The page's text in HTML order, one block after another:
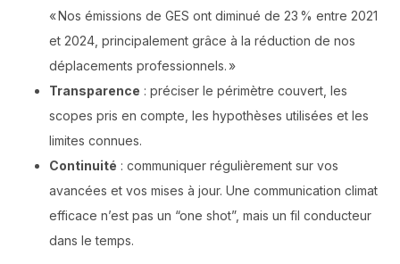
« Nos émissions de GES ont diminué de 23 % entre 2021
et 2024, principalement grâce à la réduction de nos
déplacements professionnels. »
Transparence : préciser le périmètre couvert, les
scopes pris en compte, les hypothèses utilisées et les
limites connues.
Continuité : communiquer régulièrement sur vos
avancées et vos mises à jour. Une communication climat
efficace n’est pas un “one shot”, mais un fil conducteur
dans le temps.